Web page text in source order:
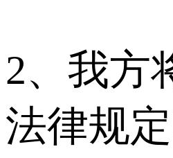
2、我方
法律规定